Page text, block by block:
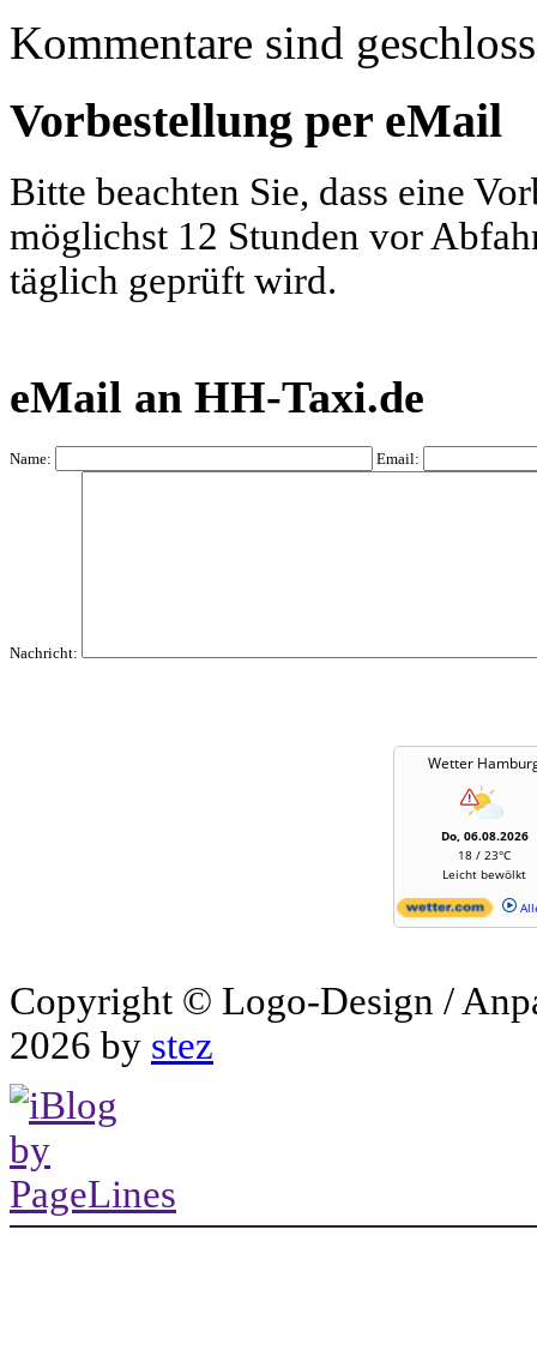
Kommentare sind
Vorbestellung per eMail
Bitte beachten Sie, dass eine
möglichst 12 Stunden vor
täglich geprüft wird.
eMail an HH-Taxi.de
Name: Email:
Nachricht:
Wetter
Do, 06.08.2026
18 / 23°C
Leicht bewölkt
Copyright © Logo-Design /
2026 by stez